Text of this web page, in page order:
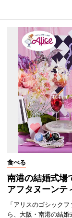
食べる
南港の結婚式場
アフタヌーンテ
「アリスのゴシック
ら、大阪・南港の結